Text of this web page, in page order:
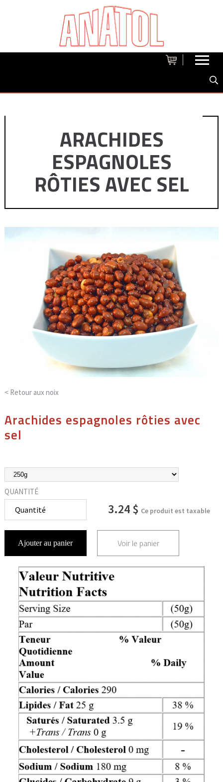
ARACHIDES
ESPAGNOLES
RÔTIES AVEC SEL
< Retour aux noix
Arachides espagnoles rôties avec
sel
QUANTITÉ
3.24 $ Ce produit est taxable
Ajouter au panier Voir le panier